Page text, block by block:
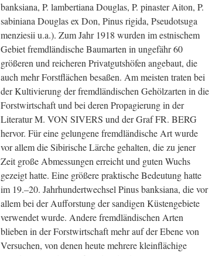
banksiana, P. lambertiana Douglas, P. pinaster Aiton, P.
sabiniana Douglas ex Don, Pinus rigida, Pseudotsuga
menziesii u.a.). Zum Jahr 1918 wurden im estnischem
Gebiet fremdländische Baumarten in ungefähr 60
größeren und reicheren Privatgutshöfen angebaut, die
auch mehr Forstflächen besaßen. Am meisten traten bei
der Kultivierung der fremdländischen Gehölzarten in die
Forstwirtschaft und bei deren Propagierung in der
Literatur M. VON SIVERS und der Graf FR. BERG
hervor. Für eine gelungene fremdländische Art wurde
vor allem die Sibirische Lärche gehalten, die zu jener
Zeit große Abmessungen erreicht und guten Wuchs
gezeigt hatte. Eine größere praktische Bedeutung hatte
im 19.–20. Jahrhundertwechsel Pinus banksiana, die vor
allem bei der Aufforstung der sandigen Küstengebiete
verwendet wurde. Andere fremdländischen Arten
blieben in der Forstwirtschaft mehr auf der Ebene von
Versuchen, von denen heute mehrere kleinflächige